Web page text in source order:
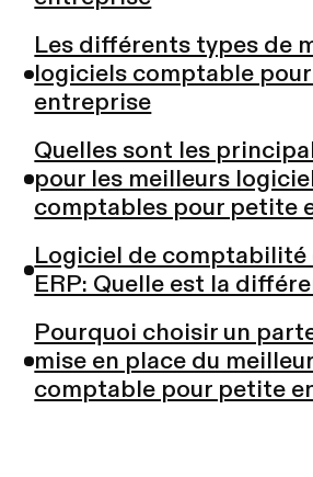
Les différents types de
logiciels comptable
entreprise
Quelles sont les
pour les meilleurs
comptables pour petite
Logiciel de comptabilité
ERP: Quelle est la
Pourquoi choisir un
mise en place du
comptable pour petite